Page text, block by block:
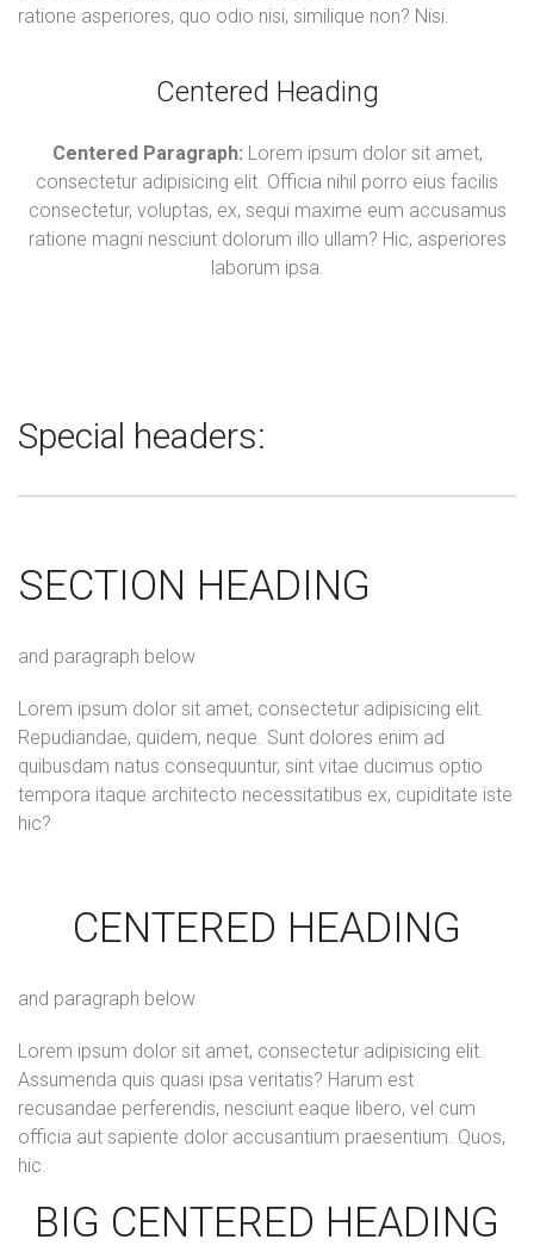
ratione asperiores, quo odio nisi, similique non? Nisi.
Centered Heading
Centered Paragraph: Lorem ipsum dolor sit amet,
consectetur adipisicing elit. Officia nihil porro eius facilis
consectetur, voluptas, ex, sequi maxime eum accusamus
ratione magni nesciunt dolorum illo ullam? Hic, asperiores
laborum ipsa.
Special headers:
SECTION HEADING
and paragraph below
Lorem ipsum dolor sit amet, consectetur adipisicing elit.
Repudiandae, quidem, neque. Sunt dolores enim ad
quibusdam natus consequuntur, sint vitae ducimus optio
tempora itaque architecto necessitatibus ex, cupiditate iste
hic?
CENTERED HEADING
and paragraph below
Lorem ipsum dolor sit amet, consectetur adipisicing elit.
Assumenda quis quasi ipsa veritatis? Harum est
recusandae perferendis, nesciunt eaque libero, vel cum
officia aut sapiente dolor accusantium praesentium. Quos,
hic.
BIG CENTERED HEADING